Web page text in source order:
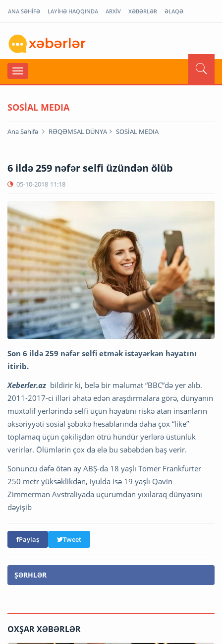
ANA SƏHİFƏ LAYİHƏ HAQQINDA ARXİV XƏBƏRLƏR ƏLAQƏ
SOSİAL MEDIA
Ana Səhifə RƏQƏMSAL DÜNYA SOSİAL MEDIA
6 ildə 259 nəfər selfi üzündən ölüb
05-10-2018 11:18
Son 6 ildə 259 nəfər selfi etmək istəyərkən həyatını
itirib.
Xeberler.az bildirir ki, belə bir məlumat “BBC”də yer alıb.
2011-2017-ci illəri əhatə edən araşdırmalara görə, dünyanın
müxtəlif yerlərində selfi üçün həyatını riskə atan insanların
əksəriyyəti sosial şəbəkə hesablarında daha çox “like”
toplamaq üçün çəkilişdən ötrü hündür yerlərə üstünlük
verirlər. Ölümlərin çox da elə bu səbəbdən baş verir.
Sonuncu dəfə ötən ay ABŞ-da 18 yaşlı Tomer Frankfurter
250 metr yüksəklikdən, iyulda isə 19 yaşlı Qavin
Zimmerman Avstraliyada uçurumdan yıxılaraq dünyasını
dəyişib
Paylaş Tweet
ŞƏRHLƏR
OXŞAR XƏBƏRLƏR